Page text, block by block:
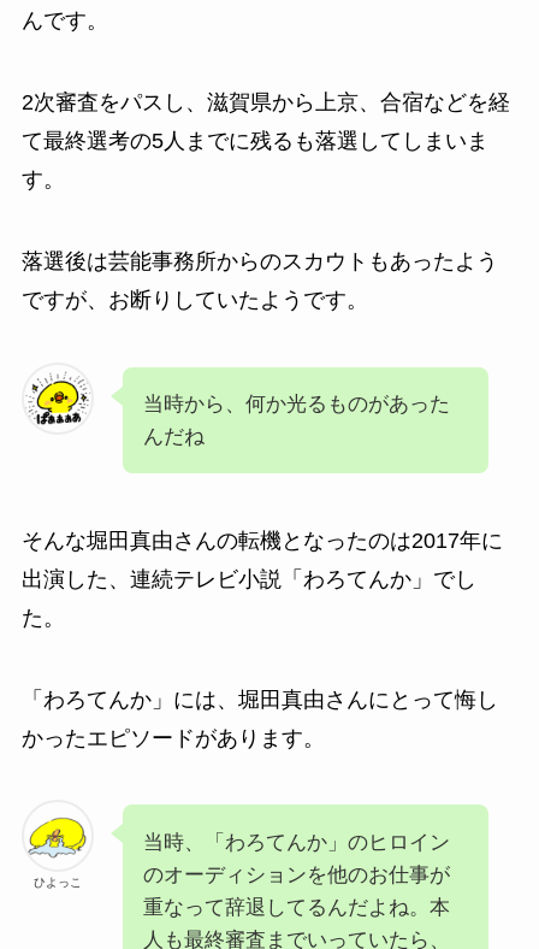
んです。
2次審査をパスし、滋賀県から上京、合宿などを経
て最終選考の5人までに残るも落選してしまいま
す。
落選後は芸能事務所からのスカウトもあったよう
ですが、お断りしていたようです。
当時から、何か光るものがあった
んだね
そんな堀田真由さんの転機となったのは2017年に
出演した、連続テレビ小説「わろてんか」でし
た。
「わろてんか」には、堀田真由さんにとって悔し
かったエピソードがあります。
ひよっこ
当時、「わろてんか」のヒロイン
のオーディションを他のお仕事が
重なって辞退してるんだよね。本
人も最終審査までいっていたら、